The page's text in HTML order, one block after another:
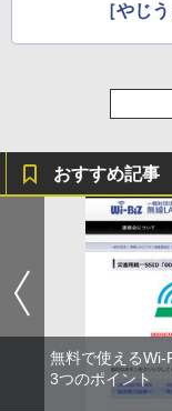
［やじ
おすすめ記事
無料で使えるWi-
3つのポイント